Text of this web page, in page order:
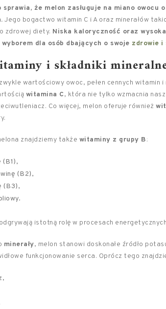
że melon zasługuje na miano owocu
Jego bogactwo witamin C i A oraz minerałów
zdrowej diety. Niska kaloryczność oraz
wyborem dla osób dbających o swoje zdrowie i
i składniki
wartościowy owoc, pełen cennych witamin
witamina C, która nie tylko wzmacnia
Co więcej, melon oferuje również
znajdziemy także witaminy z grupy B:
(B1),
(B2),
(B3),
istotną rolę w procesach
minerały, melon stanowi doskonałe źródło
funkcjonowanie serca. Oprócz tego